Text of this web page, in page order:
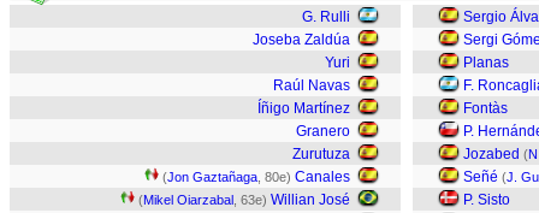
G. Rulli
Joseba Zaldúa
Yuri
Raúl Navas
Íñigo Martínez
Granero
Zurutuza
(Jon Gaztañaga , 80e) Canales
(Mikel Oiarzabal , 63e) Willian José
Sergio
Sergi
Planas
F.
Fontàs
P.
Jozabed (
Señé (J.
P. Sisto